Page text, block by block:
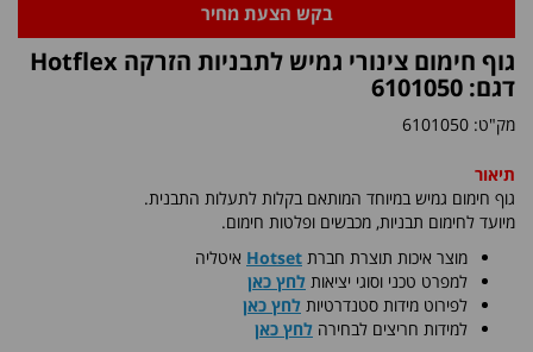
בקש הצעת מחיר
גוף חימום צינורי גמיש לתבניות הזרקה Hotflex
דגם: 6101050
מק"ט: 6101050
תיאור
גוף חימום גמיש במיוחד המותאם בקלות לתעלות התבנית.
מיועד לחימום תבניות, מכבשים ופלטות חימום.
​מוצר איכות תוצרת חברת Hotset איטליה
למפרט טכני וסוגי יציאות לחץ כאן
לפירוט מידות סטנדרטיות לחץ כאן
למידות חריצים לבחירה לחץ כאן